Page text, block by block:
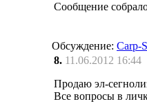
Сообщение
Обсуждение: Carp-
8. 11.06.2012 16:44
Продаю эл-
Все вопросы в